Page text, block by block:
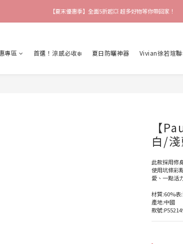
【爸氣猴厲害】 滿$888送襪子 再享吊飾加購價🎉
【會員限定好禮】加入會員就送$200購物金 快來領取❗
專區 首選！涼感必收❄️ 夏日防曬神器 Vivian徐若瑄
【
白/淺
此款採用修
使用坑條彩
愛、一點活
材質:60%表
產地:中國
款號